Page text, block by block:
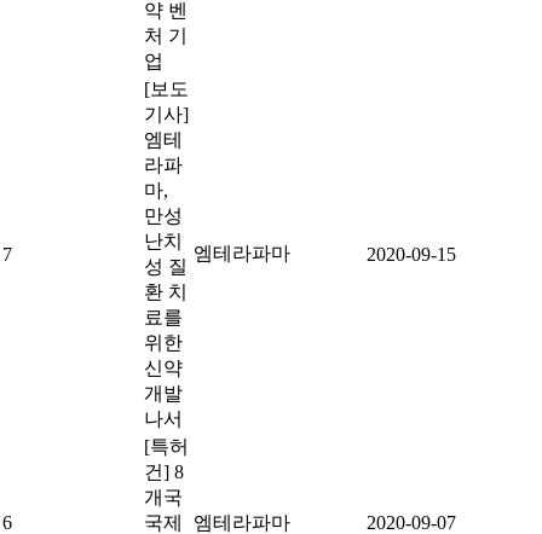
약 벤
처 기
업
7
[보도
기사]
엠테
라파
마,
만성
난치
성 질
환 치
료를
위한
신약
개발
나서
엠테라파마 2020-09-15
6
[특허
건] 8
개국
국제
엠테라파마 2020-09-07